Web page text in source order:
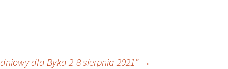
dla Byka 2-8 sierpnia 2021” →